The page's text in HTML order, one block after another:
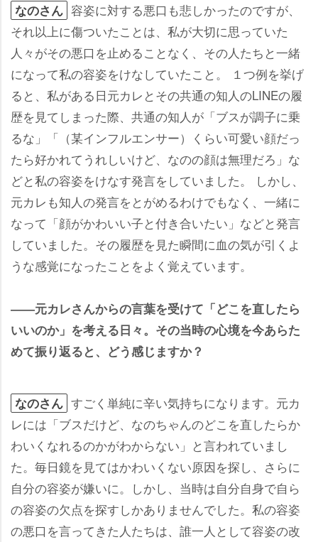
なのさん 容姿に対する悪口も悲しかったのですが、
それ以上に傷ついたことは、私が大切に思っていた
人々がその悪口を止めることなく、その人たちと一緒
になって私の容姿をけなしていたこと。 １つ例を挙げ
ると、私がある日元カレとその共通の知人のLINEの履
歴を見てしまった際、共通の知人が「ブスが調子に乗
るな」「（某インフルエンサー）くらい可愛い顔だっ
たら好かれてうれしいけど、なのの顔は無理だろ」な
どと私の容姿をけなす発言をしていました。 しかし、
元カレも知人の発言をとがめるわけでもなく、一緒に
なって「顔がかわいい子と付き合いたい」などと発言
していました。その履歴を見た瞬間に血の気が引くよ
うな感覚になったことをよく覚えています。
――元カレさんからの言葉を受けて「どこを直したら
いいのか」を考える日々。その当時の心境を今あらた
めて振り返ると、どう感じますか？
なのさん すごく単純に辛い気持ちになります。元カ
レには「ブスだけど、なのちゃんのどこを直したらか
わいくなれるのかがわからない」と言われていまし
た。毎日鏡を見てはかわいくない原因を探し、さらに
自分の容姿が嫌いに。しかし、当時は自分自身で自ら
の容姿の欠点を探すしかありませんでした。私の容姿
の悪口を言ってきた人たちは、誰一人として容姿の改